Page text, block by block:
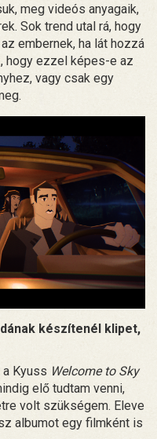
meg videós anyagaik,
Sok trend utal rá, hogy
embernek, ha lát hozzá
hogy ezzel képes-e az
vagy csak egy
készítenél klipet,
Kyuss Welcome to Sky
elő tudtam venni,
volt szükségem. Eleve
albumot egy filmként is